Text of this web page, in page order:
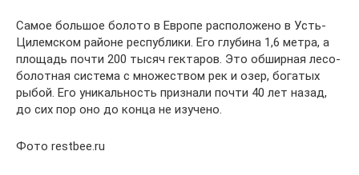
Самое большое болото в Европе расположено в Усть-
Цилемском районе республики. Его глубина 1,6 метра, а
площадь почти 200 тысяч гектаров. Это обширная лесо-
болотная система с множеством рек и озер, богатых
рыбой. Его уникальность признали почти 40 лет назад,
до сих пор оно до конца не изучено.
Фото restbee.ru